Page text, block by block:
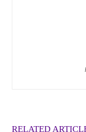
RELATED